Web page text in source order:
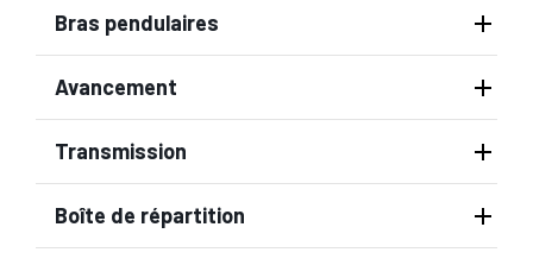
Bras pendulaires
Avancement
Transmission
Boîte de répartition